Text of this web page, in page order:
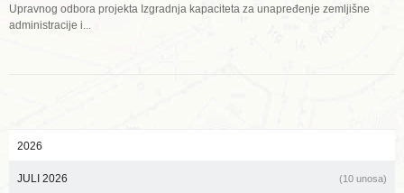
Upravnog odbora projekta Izgradnja kapaciteta za unapređenje zemljišne
administracije i...
2026
JULI 2026 (10 unosa)